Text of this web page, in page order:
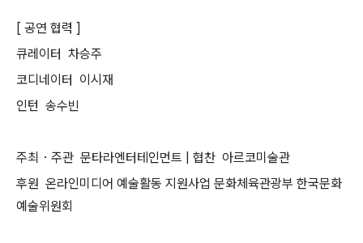
[ 공연 협력 ]
큐레이터 차승주
코디네이터 이시재
인턴 송수빈
주최・주관 문타라엔터테인먼트 | 협찬 아르코미술관
후원 온라인미디어 예술활동 지원사업 문화체육관광부 한국문화
예술위원회